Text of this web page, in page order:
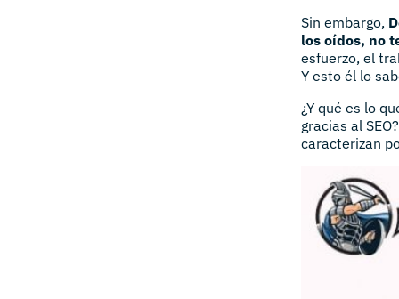
Sin embargo,
los oídos, no
esfuerzo, el
Y esto él lo
¿Y qué es lo
gracias al
caracterizan